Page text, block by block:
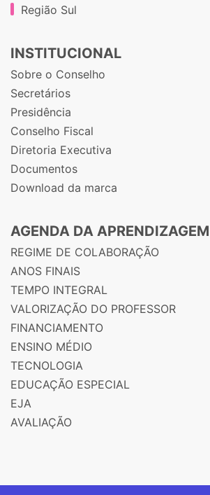
Região Sul
INSTITUCIONAL
Sobre o Conselho
Secretários
Presidência
Conselho Fiscal
Diretoria Executiva
Documentos
Download da marca
AGENDA DA APRENDIZAGEM
REGIME DE COLABORAÇÃO
ANOS FINAIS
TEMPO INTEGRAL
VALORIZAÇÃO DO PROFESSOR
FINANCIAMENTO
ENSINO MÉDIO
TECNOLOGIA
EDUCAÇÃO ESPECIAL
EJA
AVALIAÇÃO